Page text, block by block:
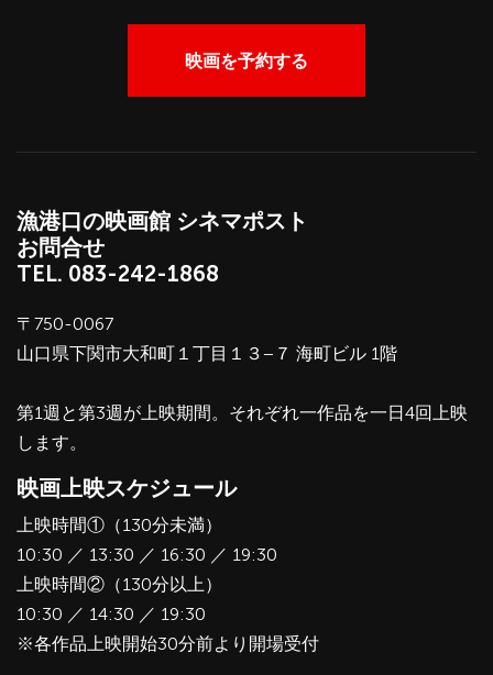
映画を予約する
漁港口の映画館 シネマポスト
お問合せ
TEL. 083-242-1868
〒750-0067
山口県下関市大和町１丁目１３−７ 海町ビル 1階
第1週と第3週が上映期間。それぞれ一作品を一日4回上映
します。
映画上映スケジュール
上映時間①（130分未満）
10:30 ／ 13:30 ／ 16:30 ／ 19:30
上映時間②（130分以上）
10:30 ／ 14:30 ／ 19:30
※各作品上映開始30分前より開場受付